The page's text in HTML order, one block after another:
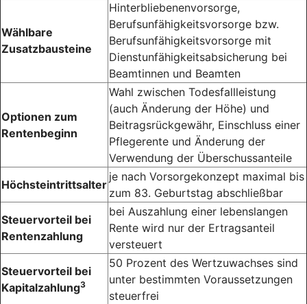
Wählbare
Zusatzbausteine
Hinter­bliebenen­vorsorge,
Berufsunfähigkeitsvorsorge bzw.
Berufs­unfähigkeits­vorsorge mit
Dienst­unfähigkeits­absicherung bei
Beamtinnen und Beamten
Optionen zum
Rentenbeginn
Wahl zwischen Todesfallleistung
(auch Änderung der Höhe) und
Beitragsrückgewähr, Einschluss einer
Pflegerente und Änderung der
Verwendung der Überschussanteile
Höchsteintrittsalter
je nach Vorsorge­konzept maximal bis
zum 83. Geburts­tag abschließbar
Steuervorteil bei
Rentenzahlung
bei Auszahlung einer lebens­langen
Rente wird nur der Ertrags­anteil
versteuert
Steuervorteil bei
Kapitalzahlung3
50 Prozent des Wert­zuwachses sind
unter bestimmten Voraus­setzungen
steuerfrei